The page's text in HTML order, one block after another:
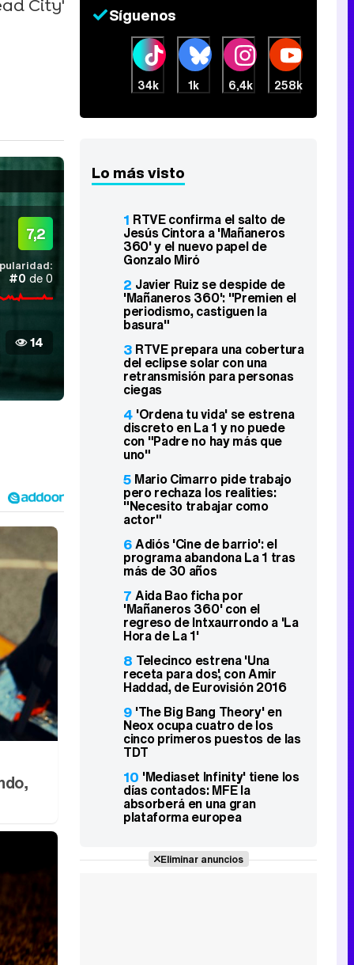
City'
7,2
#0 de 0
14
Síguenos
34k 1k 6,4k 258k
Lo más visto
1 RTVE confirma el salto de
Jesús Cintora a 'Mañaneros
360' y el nuevo papel de
Gonzalo Miró
2 Javier Ruiz se despide de
'Mañaneros 360': "Premien el
periodismo, castiguen la
basura"
3 RTVE prepara una cobertura
del eclipse solar con una
retransmisión para personas
ciegas
4 'Ordena tu vida' se estrena
discreto en La 1 y no puede
con "Padre no hay más que
uno"
5 Mario Cimarro pide trabajo
pero rechaza los realities:
"Necesito trabajar como
actor"
6Adiós 'Cine de barrio': el
programa abandona La 1 tras
más de 30 años
7 Aida Bao ficha por
'Mañaneros 360' con el
regreso de Intxaurrondo a 'La
Hora de La 1'
8 Telecinco estrena 'Una
receta para dos', con Amir
Haddad, de Eurovisión 2016
9 'The Big Bang Theory' en
Neox ocupa cuatro de los
cinco primeros puestos de las
TDT
10 'Mediaset Infinity' tiene los
días contados: MFE la
absorberá en una gran
plataforma europea
Eliminar anuncios